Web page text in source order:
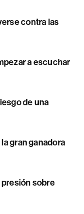
contra las
a escuchar
de una
gran ganadora
sobre